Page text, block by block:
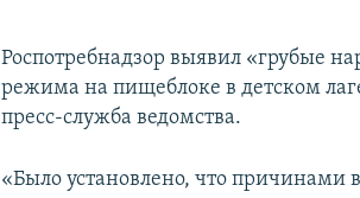
Роспотребнадзор выявил «грубые
режима на пищеблоке в детском
пресс-служба ведомства.
«Было установлено, что причинами